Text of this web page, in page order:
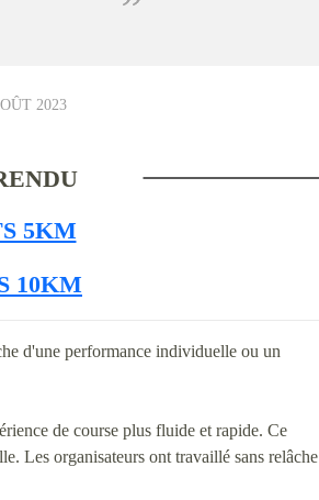
2023
5KM
10KM
d'une performance individuelle ou un
de course plus fluide et rapide. Ce
Les organisateurs ont travaillé sans relâche